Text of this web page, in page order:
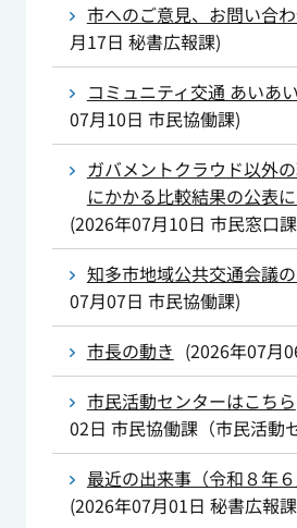
市へのご意見、お問い合
月17日 秘書広報課)
コミュニティ交通 あいあ
07月10日 市民協働課)
ガバメントクラウド以外
にかかる比較結果の公表
(2026年07月10日 市民窓口課
知多市地域公共交通会議
07月07日 市民協働課)
市長の動き (2026年07月
市民活動センターはこちら
02日 市民協働課（市民活動
最近の出来事（令和８年６
(2026年07月01日 秘書広報課